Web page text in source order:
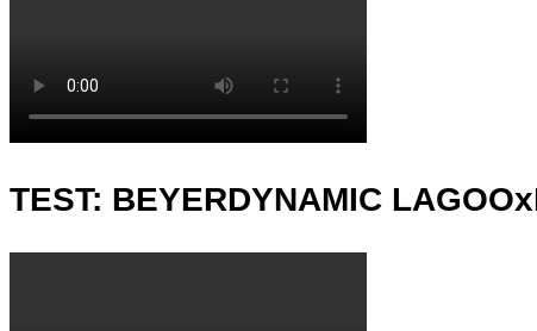
TEST: BEYERDYNAMIC